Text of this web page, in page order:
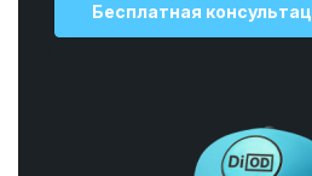
Бесплатная